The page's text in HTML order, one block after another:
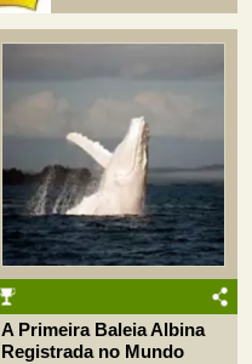
A Primeira Baleia Albina
Registrada no Mundo